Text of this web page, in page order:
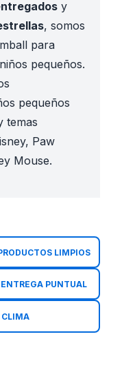
y
, somos
para
pequeños.
pequeños
temas
Paw
Mouse.
de temporada.
y programas
Village
en Theis Attaway
en renta de
entregados
LIMPIOS
ENTREGA PUNTUAL
CLIMA